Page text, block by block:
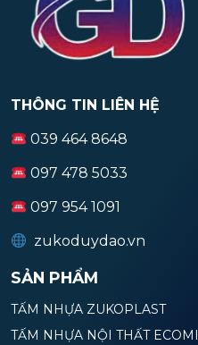
THÔNG TIN LIÊN HỆ
039 464 8648
097 478 5033
097 954 1091
zukoduydao.vn
SẢN PHẨM
TẤM NHỰA ZUKOPLAST
TẤM NHỰA NỘI THẤT ECOMI